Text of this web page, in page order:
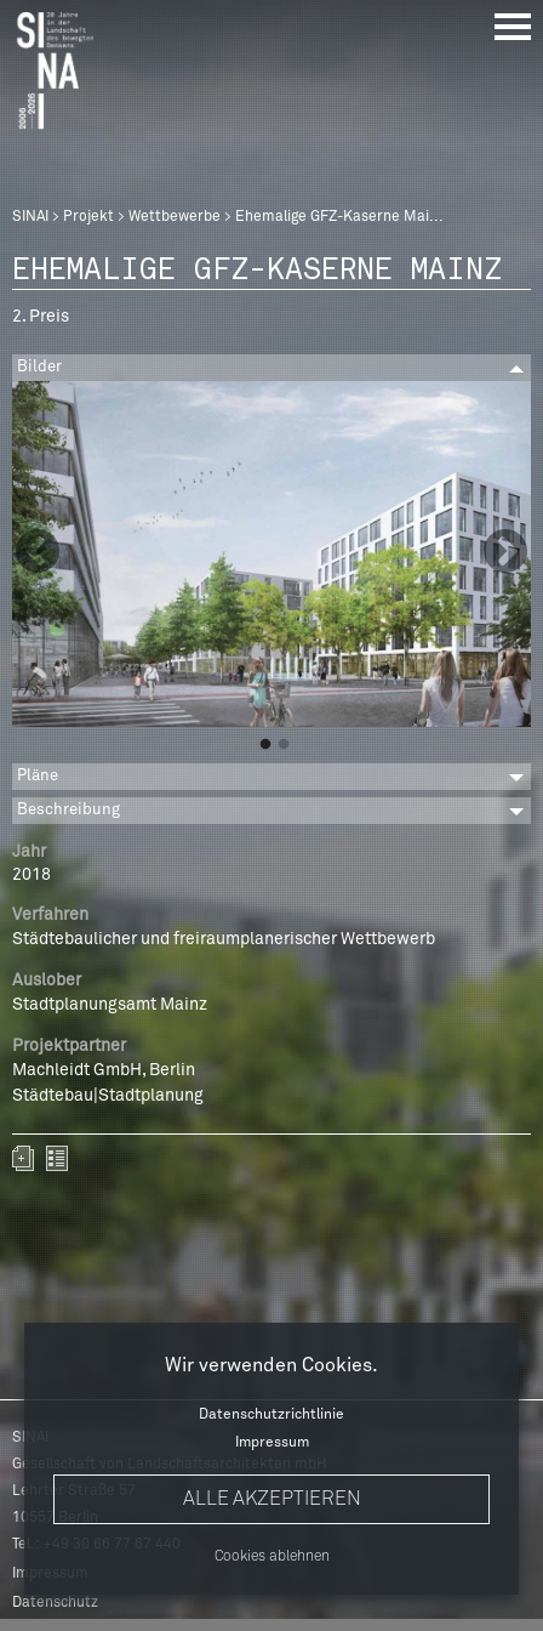
Direkt
zum
Inhalt
Breadcrumb
SINAI Projekt Wettbewerbe Ehemalige GFZ-Kaserne Mai...
EHEMALIGE GFZ-KASERNE MAINZ
2. Preis
Bilder
Pläne
Beschreibung
Jahr
2018
Verfahren
Städtebaulicher und freiraumplanerischer Wettbewerb
Auslober
Stadtplanungsamt Mainz
Projektpartner
Machleidt GmbH, Berlin
Städtebau|Stadtplanung
Wir verwenden Cookies.
Datenschutzrichtlinie
Impressum
Cookies ablehnen
ALLE AKZEPTIEREN
SINAI
Gesellschaft von Landschaftsarchitekten mbH
Lehrter Straße 57
10557
Tel.: +49 30 66 77 67 440
Fußbereichsmenü
Impressum
Datenschutz